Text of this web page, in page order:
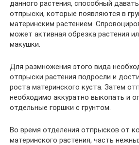
данного растения, способный
отпрыски, которые появляются в
материнским растением.
может активная обрезка растения
макушки.
Для размножения этого вида
отпрыски растения подросли и
роста материнского куста. Затем
необходимо аккуратно выкопать и
отдельные горшки с грунтом.
Во время отделения отпрысков от
материнского растения, часть